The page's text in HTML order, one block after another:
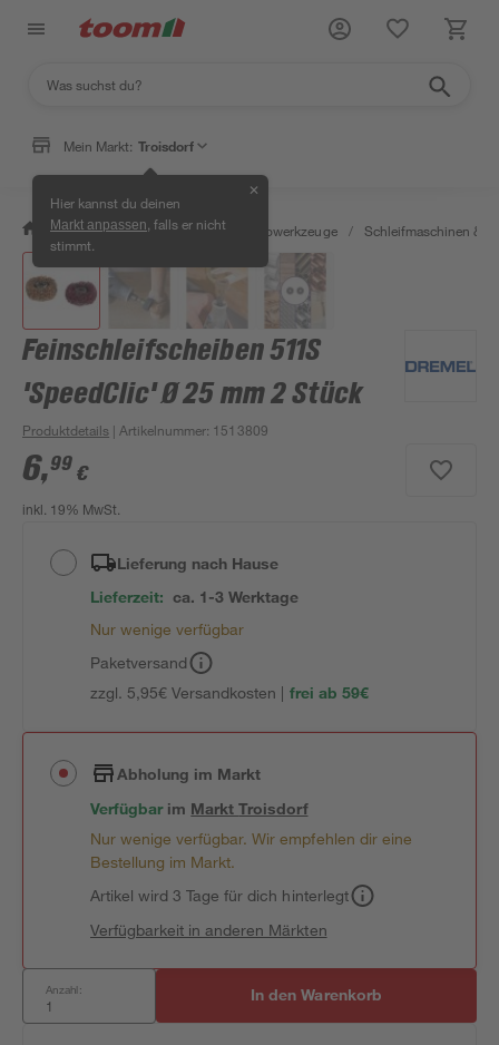
Mein Markt: Troisdorf
Hier kannst du deinen
Markt anpassen , falls er nicht
stimmt.
✕
/ Werkstatt & Maschinen / Elektrowerkzeuge / Schleifmaschinen &
Feinschleifscheiben 511S
'SpeedClic' Ø 25 mm 2 Stück
Produktdetails | Artikelnummer: 1513809
6,99 €
inkl. 19% MwSt.
Lieferung nach Hause
Lieferzeit: ca. 1-3 Werktage
Nur wenige verfügbar
Paketversand
zzgl. 5,95€ Versandkosten | frei ab 59€
Abholung im Markt
Verfügbar im MarktTroisdorf
Nur wenige verfügbar. Wir empfehlen dir eine
Bestellung im Markt.
Artikel wird 3 Tage für dich hinterlegt
Verfügbarkeit in anderen Märkten
Anzahl: In den Warenkorb